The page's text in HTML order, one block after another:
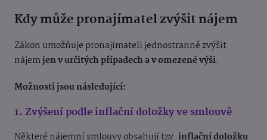
Kdy může pronajímatel zvýšit nájem
Zákon umožňuje pronajímateli jednostranně zvýšit
nájemjen v určitých případech a v omezené výši.
Možnosti jsou následující:
1. Zvýšení podle inflační doložky ve smlouvě